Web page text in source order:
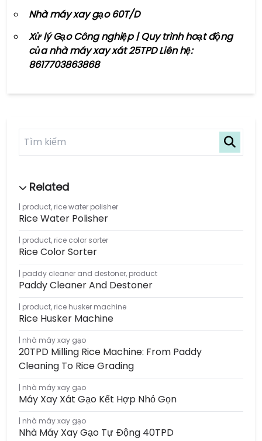
Nhà máy xay gạo 60T/D
Xử lý Gạo Công nghiệp | Quy trình hoạt động
của nhà máy xay xát 25TPD Liên hệ:
8617703863868
product, rice water polisher
Rice Water Polisher
product, rice color sorter
Rice Color Sorter
paddy cleaner and destoner, product
Paddy Cleaner And Destoner
product, rice husker machine
Rice Husker Machine
nhà máy xay gạo
20TPD Milling Rice Machine: From Paddy
Cleaning To Rice Grading
nhà máy xay gạo
Máy Xay Xát Gạo Kết Hợp Nhỏ Gọn
nhà máy xay gạo
Nhà Máy Xay Gạo Tự Động 40TPD